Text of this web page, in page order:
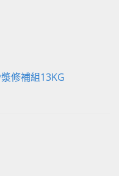
修補組13KG